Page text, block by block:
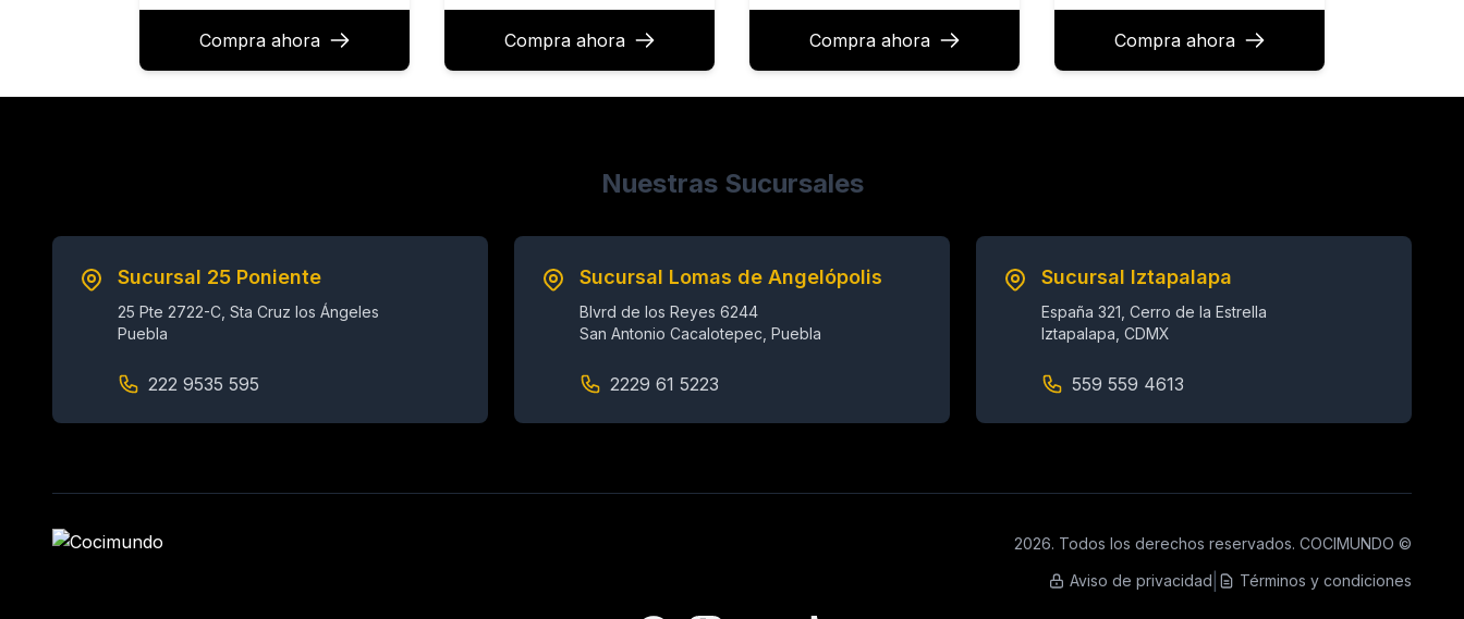
Compra ahora Compra ahora Compra ahora Compra ahora
Nuestras Sucursales
Sucursal 25 Poniente
25 Pte 2722-C, Sta Cruz los Ángeles
Puebla
222 9535 595
Sucursal Lomas de Angelópolis
Blvrd de los Reyes 6244
San Antonio Cacalotepec, Puebla
2229 61 5223
Sucursal Iztapalapa
España 321, Cerro de la Estrella
Iztapalapa, CDMX
559 559 4613
2026. Todos los derechos reservados. COCIMUNDO ©
Aviso de privacidad
Términos y condiciones